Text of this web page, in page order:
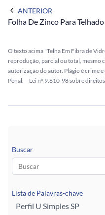
ANTERIOR
Folha De Zinco Para Telhado
O texto acima "Telha Em Fibra de
reprodução, parcial ou total, mesmo
autorização do autor. Plágio é crime
Penal. – Lei n° 9.610-98 sobre
Buscar
Lista de Palavras-chave
Perfil U Simples SP